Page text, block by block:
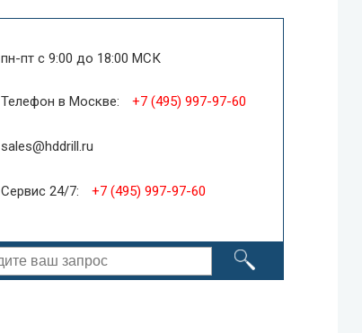
пн-пт с 9:00 до 18:00 МСК
Телефон в Москве: +7 (495) 997-97-60
sales@hddrill.ru
Сервис 24/7: +7 (495) 997-97-60